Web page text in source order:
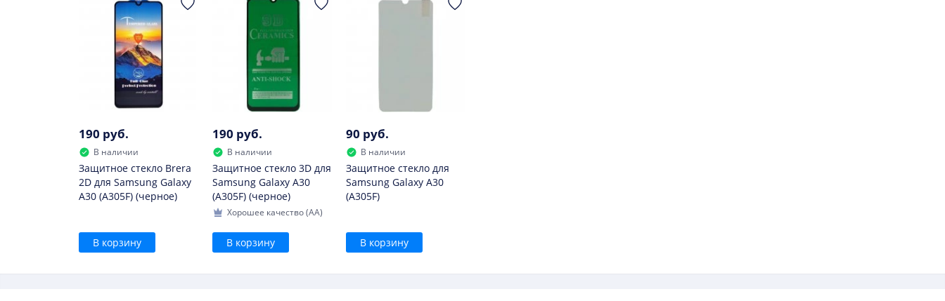
190 руб.
В наличии
Защитное стекло Brera
2D для Samsung Galaxy
A30 (A305F) (черное)
В корзину
190 руб.
В наличии
Защитное стекло 3D для
Samsung Galaxy A30
(A305F) (черное)
Хорошее качество (AA)
В корзину
90 руб.
В наличии
Защитное стекло для
Samsung Galaxy A30
(A305F)
В корзину